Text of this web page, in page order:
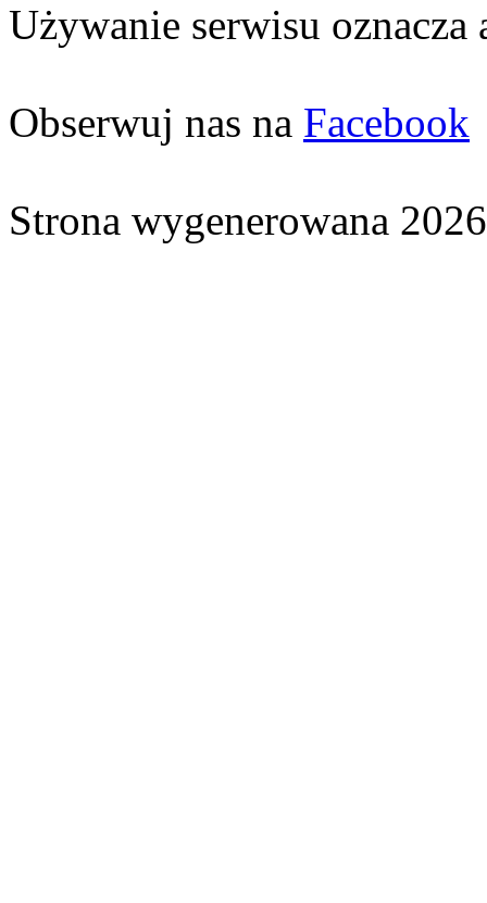
Używanie serwisu oznacza
Obserwuj nas na Facebook
Strona wygenerowana